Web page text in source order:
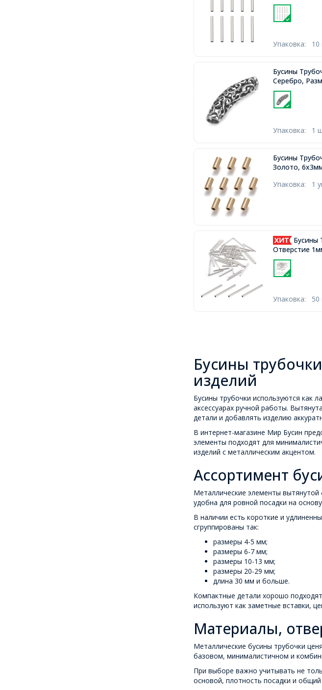
Упаковка: 10
Бусины
Серебро,
Упаковка: 1
Бусины
Золото,
Упаковка: 1
Бусины
Отверстие
Упаковка: 50
Бусины
изделий
Бусины трубочки используются как
аксессуарах ручной работы.
детали и добавлять изделию
В интернет-магазине Мир Бусин
элементы подходят для
изделий с металлическим акцентом.
Ассортимент
Металлические элементы
удобна для ровной посадки на
В наличии есть короткие и
сгруппированы так:
размеры 4-5 мм;
размеры 6-7 мм;
размеры 10-13 мм;
размеры 20-29 мм;
длина 30 мм и больше.
Компактные детали хорошо
используют как заметные вставки,
Материалы,
Металлические бусины трубочки
базовом, минималистичном и
При выборе важно учитывать не
основой, плотность посадки и общий